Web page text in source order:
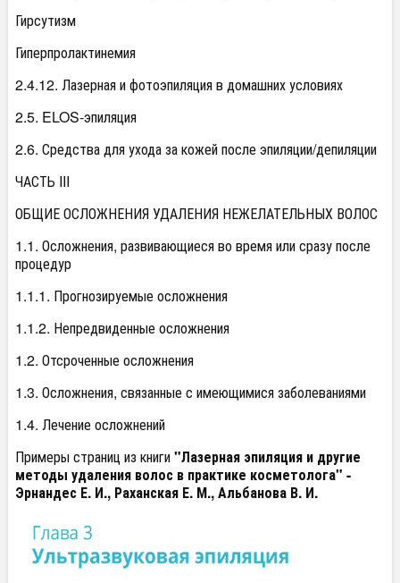
Гирсутизм
Гиперпролактинемия
2.4.12. Лазерная и фотоэпиляция в домашних условиях
2.5. ELOS-эпиляция
2.6. Средства для ухода за кожей после эпиляции/депиляции
ЧАСТЬ III
ОБЩИЕ ОСЛОЖНЕНИЯ УДАЛЕНИЯ НЕЖЕЛАТЕЛЬНЫХ ВОЛОС
1.1. Осложнения, развивающиеся во время или сразу после
процедур
1.1.1. Прогнозируемые осложнения
1.1.2. Непредвиденные осложнения
1.2. Отсроченные осложнения
1.3. Осложнения, связанные с имеющимися заболеваниями
1.4. Лечение осложнений
Примеры страниц из книги"Лазерная эпиляция и другие
методы удаления волос в практике косметолога" -
Эрнандес Е. И., Раханская Е. М., Альбанова В. И.